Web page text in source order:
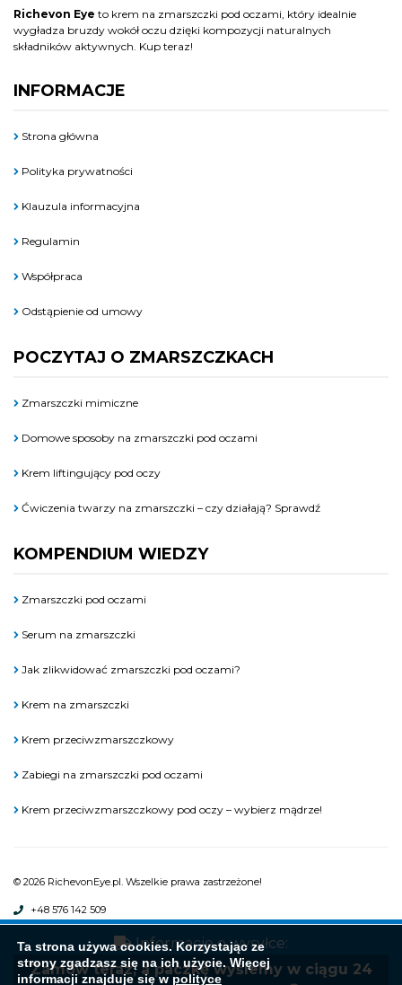
Richevon Eye to krem na zmarszczki pod oczami, który idealnie
wygładza bruzdy wokół oczu dzięki kompozycji naturalnych
składników aktywnych. Kup teraz!
INFORMACJE
Strona główna
Polityka prywatności
Klauzula informacyjna
Regulamin
Współpraca
Odstąpienie od umowy
POCZYTAJ O ZMARSZCZKACH
Zmarszczki mimiczne
Domowe sposoby na zmarszczki pod oczami
Krem liftingujący pod oczy
Ćwiczenia twarzy na zmarszczki – czy działają? Sprawdź
KOMPENDIUM WIEDZY
Zmarszczki pod oczami
Serum na zmarszczki
Jak zlikwidować zmarszczki pod oczami?
Krem na zmarszczki
Krem przeciwzmarszczkowy
Zabiegi na zmarszczki pod oczami
Krem przeciwzmarszczkowy pod oczy – wybierz mądrze!
© 2026 RichevonEye.pl. Wszelkie prawa zastrzeżone!
+48 576 142 509
Akceptujemy płatności:
Jesteśmy na:
Informacje o wysyłce:
Zamów teraz, a paczkę wyślemy w ciągu 24
Ta strona używa cookies. Korzystając ze
strony zgadzasz się na ich użycie. Więcej
informacji znajduje się wpolityce